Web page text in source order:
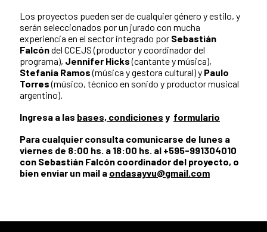
Los proyectos pueden ser de cualquier género y estilo, y
serán seleccionados por un jurado con mucha
experiencia en el sector integrado por Sebastián
Falcóndel CCEJS (productor y coordinador del
programa), Jennifer Hicks(cantante y música),
Stefania Ramos(música y gestora cultural) y Paulo
Torres(músico, técnico en sonido y productor musical
argentino).
Ingresa a las bases, condiciones y formulario
Para cualquier consulta comunicarse de lunes a
viernes de 8:00 hs. a 18:00 hs. al +595-991304010
con Sebastián Falcón coordinador del proyecto, o
bien enviar un mail a ondasayvu@gmail.com